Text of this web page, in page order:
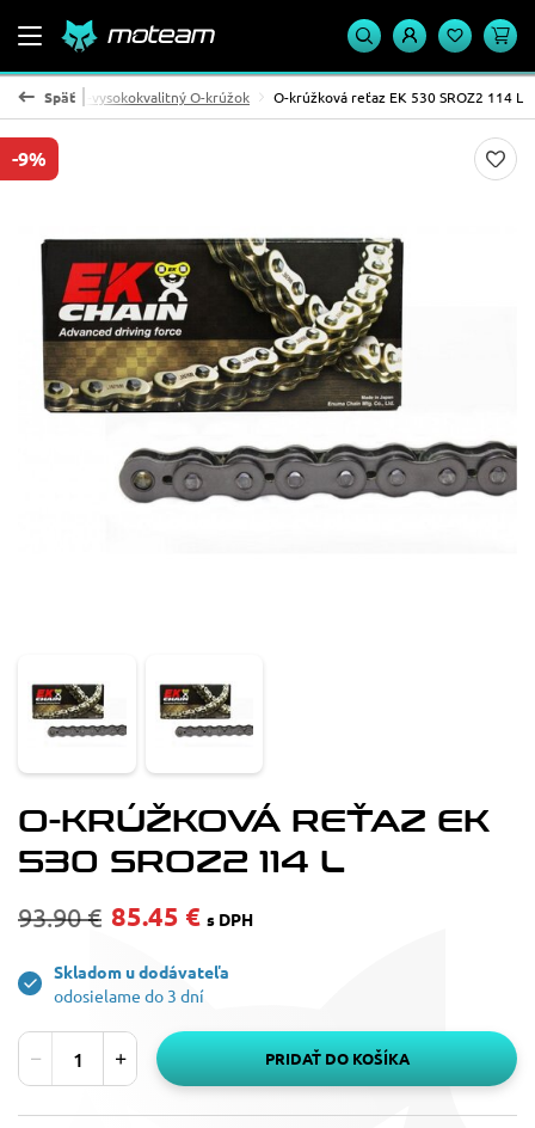
Späť
reťaze -SRO -vysokokvalitný O-krúžok O-krúžková reťaz EK 530 SROZ2 114 L
-9%
O-KRÚŽKOVÁ REŤAZ EK
530 SROZ2 114 L
93.90 € 85.45 € s DPH
Skladom u dodávateľa
odosielame do 3 dní
PRIDAŤ DO KOŠÍKA